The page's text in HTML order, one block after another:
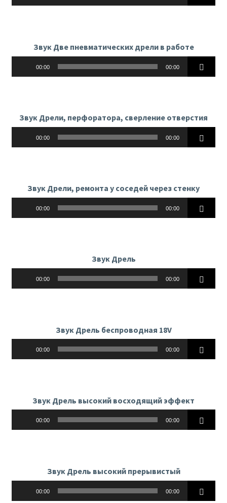
Звук Две пневматических дрели в работе
00:00 00:00
Звук Дрели, перфоратора, сверление отверстия
00:00 00:00
Звук Дрели, ремонта у соседей через стенку
00:00 00:00
Звук Дрель
00:00 00:00
Звук Дрель беспроводная 18V
00:00 00:00
Звук Дрель высокий восходящий эффект
00:00 00:00
Звук Дрель высокий прерывистый
00:00 00:00